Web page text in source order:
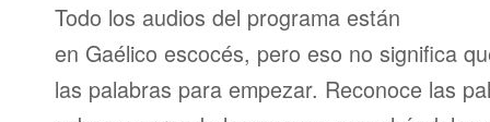
Todo los audios del programa están
en Gaélico escocés, pero eso no significa
las palabras para empezar. Reconoce las